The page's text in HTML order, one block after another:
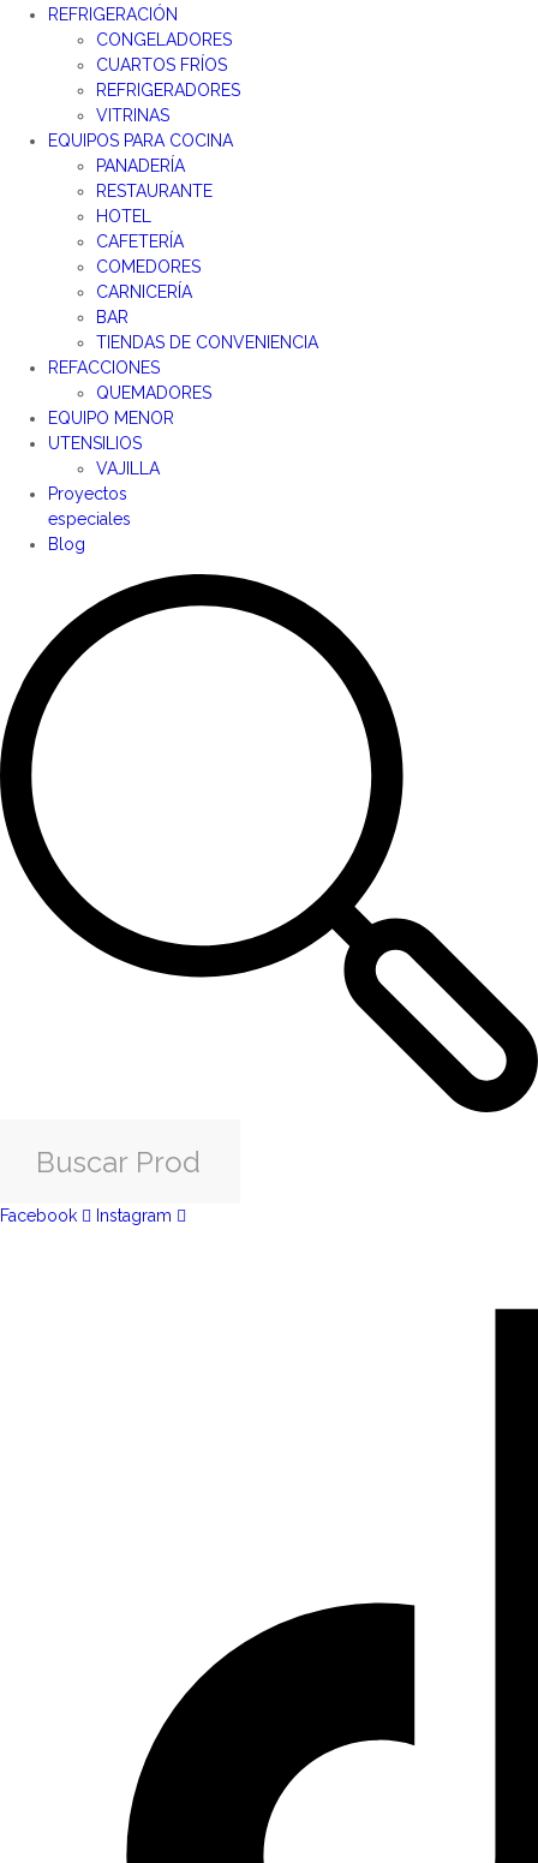
REFRIGERACIÓN
CONGELADORES
CUARTOS FRÍOS
REFRIGERADORES
VITRINAS
EQUIPOS PARA COCINA
PANADERÍA
RESTAURANTE
HOTEL
CAFETERÍA
COMEDORES
CARNICERÍA
BAR
TIENDAS DE CONVENIENCIA
REFACCIONES
QUEMADORES
EQUIPO MENOR
UTENSILIOS
VAJILLA
Proyectos
especiales
Blog
Facebook Instagram